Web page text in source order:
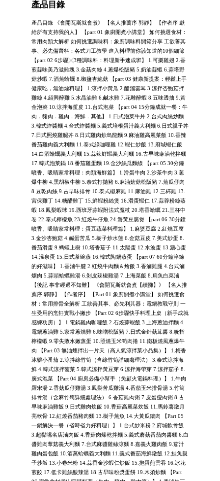
產品目錄
產品目錄 《會開瓦斯就會煮》 【名人推薦序 郭靜】 【作者序 獻
給所有支持我的人】 【part 01 象廚開煮小講堂】 如何挑選食材：
常用肉類大解析 如何挑選調味料：象廚調味料開箱分享 工欲善其
事、必先備齊料：各式刀工教學 進入料理前你該知道的10個細節
【part 02 6步驟╳3種調味料：料理新手速成班】 1.可樂雞翅 2.香
煎蒜味美乃滋雞塊 3.金菇肉絲 4.蔥爆松阪豬 5.奶油蒜蝦 6.蒜塔野
菇炒蝦 7.酒蒸蛤蠣 8.椒鹽杏鮑菇 【part 03 健康新提案：輕鬆上手
健康吃，無油煙料理】 1.涼拌小黃瓜 2.醋溜雲耳 3.涼拌杏鮑菇拌
雞絲 4.紹興醉雞 5.水晶油雞 6.鹹水雞 7.花雕醉蝦 8.五味透抽 9.黃
金泡菜 10.涼拌海蜇皮 11.台式泡菜 【part 04 15分鐘成就一餐：牛
肉．豬肉．雞肉．海鮮．其他】 1.日式泡菜牛丼 2.台式肉絲炒麵
3.韓式炸醬麵 4.台式炸醬麵 5.義式培根蛋汁義大利麵 6.日式親子丼
7.日式照燒雞腿丼 8.日式雞肉炒烏龍麵 9.麻油雞高麗菜飯 10.香辣
番茄雞肉義大利麵 11.泰式綠咖哩雞 12.蝦仁炒飯 13.府城蝦仁飯
14.白酒蛤蠣義大利麵 15.蒜辣鮮蝦義大利麵 16.古早味麻油乾拌麵
17.韓式泡菜鍋 18.番茄雞蛋麵 19.金沙絲瓜麵線 【part 05 30分鐘
噴香、吸睛家常料理：肉類海鮮篇】 1.滑蛋牛肉 2.沙茶牛肉 3.蔥
爆牛柳 4.黑胡椒牛柳 5.泰式打拋豬 6.麻油菇菇松阪豬 7.蒸瓜仔肉
8.豆乾肉絲 9.古早味排骨 10.泰式椒麻雞 11.麻油雞 12.三杯雞 13.
宮保雞丁 14.糖醋雞丁 15.鮮蝦粉絲煲 16.滑蛋蝦仁 17.蒜蓉粉絲蒸
蝦 18.鳳梨蝦球 19.西班牙蒜蝦附法式魔杖 20.塔香蛤蠣 21.三杯中
卷 22.泰式檸檬魚 23.紅燒午仔魚 24.蟹黃豆腐煲 【part 06 30分鐘
噴香、吸睛家常料理：蛋豆蔬菜料理篇】 1.麻婆豆腐 2.紅燒豆腐
3.金沙杏鮑菇 4.鹹蛋苦瓜 5.樹子炒水蓮 6.金菇豆皮 7.美式炒蛋 8.
番茄滑蛋 9.螞蟻上樹 10.塔香茄子 11.太陽蛋 12.水波蛋 13.溏心蛋
14.溫泉蛋 15.日式茶碗蒸 16.韓式陶鍋蒸蛋 【part 07 60分鐘淬鍊
的好滋味】 1.香滷牛腱 2.紅燒牛肉麵＆燴飯 3.香滷雞腿 4.台式滷
爌肉 5.蒜頭蛤蠣雞湯 6.剝皮辣椒雞湯 7.上海菜飯 8.扁魚白菜滷
【後記 事非經過不知難】 《會開瓦斯就會煮【續攤】》 【名人推
薦序 郭靜】 【作者序】 【Part 01 象廚開煮小講堂】 如何挑選食
材：常用排骨全解析 工欲善其事、必先利其器：電鍋教戰守則 一
生受用的烹飪實戰小撇步 【Part 02 6步驟快手料理上桌（新手成就
感練功房）】 1.電鍋雞肉咖哩飯 2.石燒蒜蝦飯 3.上海蔥油拌麵 4.
電鍋蔥油雞 5.家常蔥燒雞 6.味噌松阪豬 7.日式金針菇茸醬 8.吮指
檸檬蝦 9.零失敗水嫩蒸蛋 10.照燒玉米筍肉捲 11.鐵板燒風蔥爆牛
肉 【Part 03 無油煙拌出一片天（高人氣涼拌菜小品集）】 1.梅香
冰釀小番茄 2.涼拌綠竹筍（含綠竹筍詳細處理法） 3.泰式涼拌海
鮮 4.韓式涼拌菠菜 5.韓式涼拌黃豆芽 6.涼拌海帶芽 7.涼拌茄子 8.
廣式泡菜 【Part 04 廚房必備小幫手（免顧火電鍋料理）】 1.牛肉
羅宋湯 2.香菇瓜仔雞湯 3.鳳梨苦瓜雞湯 4.番茄玉米排骨湯 5.竹筍
排骨湯（含麻竹筍詳細處理法） 6.香菇雞肉粥 7.皮蛋瘦肉粥 8.古
早味麻油雞飯 9.日式雞肉炊飯 10.香菇高麗菜炊飯 11.馬鈴薯燉月
亮軟骨 12.紅燒番茄豬肉麵 13.樹子蒸魚 14.大黃瓜鑲肉 【Part 05
一鍋解決一餐（省時省力好料理）】 1.台式炒米粉 2.府城軟骨飯
3.超黏嘴名店滷肉飯 4.香菇肉燥乾拌麵 5.義式蘑菇番茄肉醬麵 6.白
醬雞肉蕈菇義大利麵 7.台式麻醬雞絲涼麵 8.嘉義火雞肉飯 9.茄汁
雞肉蛋包飯 10.酒蒸蛤蠣義大利麵 11.義式番茄海鮮燉飯 12.鮭魚親
子炒飯 13.小卷米粉 14.蒜香金沙蝦仁炒飯 15.抱蛋煎雲吞 16.冰花
煎餃 17.低卡雞絲酸辣湯 18.古早味粉漿蛋餅 19.木須炒麵 【Part